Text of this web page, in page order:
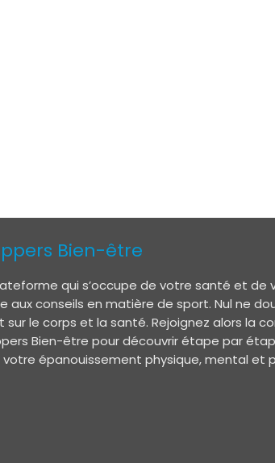
Bien-être
qui s’occupe de votre santé et de
aux conseils en matière de sport. Nul ne
sur le corps et la santé. Rejoignez alors la
Bien-être pour découvrir étape par
votre épanouissement physique, mental et